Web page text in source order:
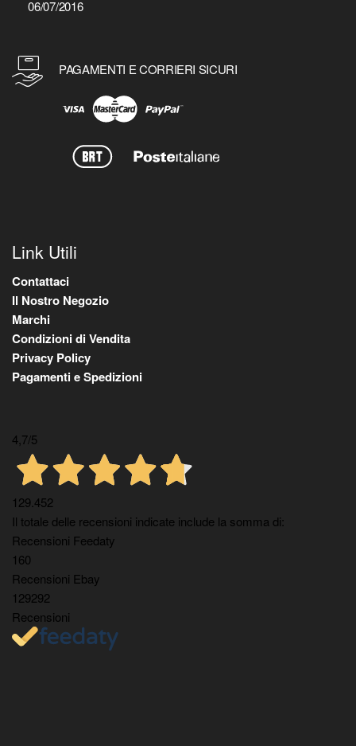
06/07/2016
PAGAMENTI E CORRIERI SICURI
Link Utili
Contattaci
Il Nostro Negozio
Marchi
Condizioni di Vendita
Privacy Policy
Pagamenti e Spedizioni
4,7/5
129.452
Il totale delle recensioni indicate include la somma di:
Recensioni Feedaty
160
Recensioni Ebay
129292
Recensioni